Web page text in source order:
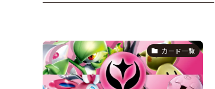
カード一覧